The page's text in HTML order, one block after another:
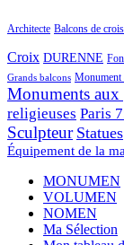
Architecte Balcons de
Croix DURENNE
Grands balcons Monument
Monuments aux
religieuses Paris
Sculpteur Statues
Équipement de la
MONUMEN
VOLUMEN
NOMEN
Ma Sélection